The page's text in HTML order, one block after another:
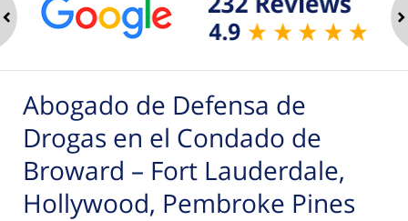
Abogado de Defensa de
Drogas en el Condado de
Broward – Fort Lauderdale,
Hollywood, Pembroke Pines